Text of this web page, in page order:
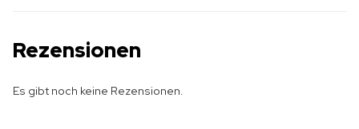
Rezensionen
Es gibt noch keine Rezensionen.